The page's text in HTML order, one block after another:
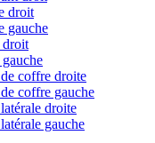
droit
gauche
droit
coffre droite
coffre gauche
droite
gauche